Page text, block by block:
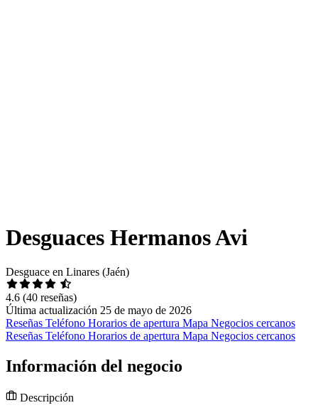
Desguaces Hermanos Avi
Desguace en Linares (Jaén)
4.6 (40 reseñas)
Última actualización 25 de mayo de 2026
Reseñas Teléfono Horarios de apertura Mapa Negocios cercanos
Reseñas Teléfono Horarios de apertura Mapa Negocios cercanos
Información del negocio
Descripción